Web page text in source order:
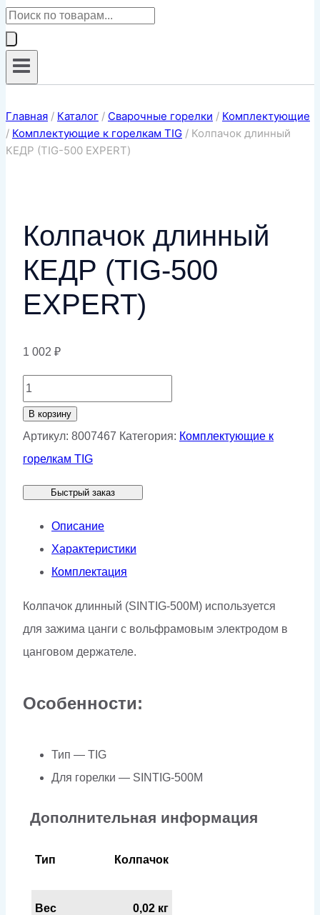
Поиск
товаров
Главная / Каталог / Сварочные горелки / Комплектующие
/ Комплектующие к горелкам TIG / Колпачок длинный
КЕДР (TIG-500 EXPERT)
Колпачок длинный
КЕДР (TIG-500
EXPERT)
1 002 ₽
Количество
товара
Колпачок
длинный
(TIG-
500
EXPERT)
В корзину
Артикул: 8007467 Категория: Комплектующие к
горелкам TIG
Быстрый заказ
Описание
Характеристики
Комплектация
Колпачок длинный (SINTIG-500M) используется
для зажима цанги с вольфрамовым электродом в
цанговом держателе.
Особенности:
Тип — ТIG
Для горелки — SINTIG-500M
Дополнительная информация
Тип Колпачок
Вес 0,02 кг